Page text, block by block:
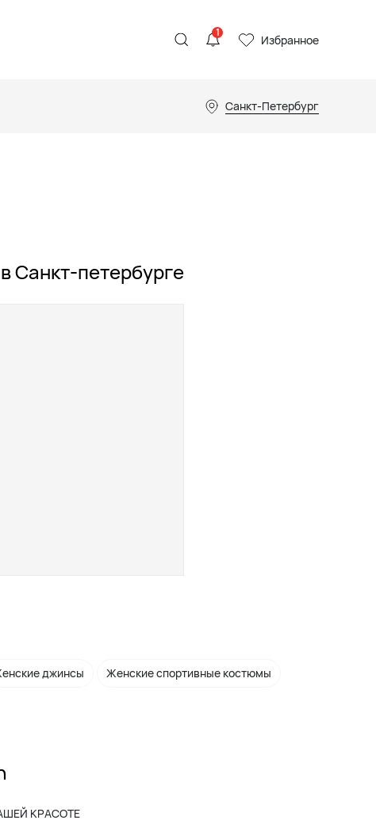
1 Избранное
Санкт-Петербург
Санкт-петербурге
джинсы Женские спортивные костюмы
КРАСОТЕ